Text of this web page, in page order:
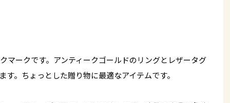
マークです。アンティークゴールドのリングとレザータグ
す。ちょっとした贈り物に最適なアイテムです。